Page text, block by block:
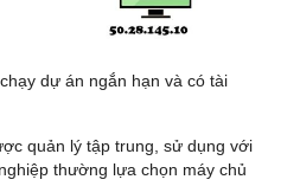
dự án ngắn hạn và có tài
quản lý tập trung, sử dụng với
thường lựa chọn máy chủ